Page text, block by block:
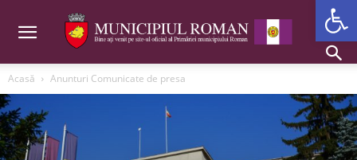
Acasă Anunturi Comunicate de presa